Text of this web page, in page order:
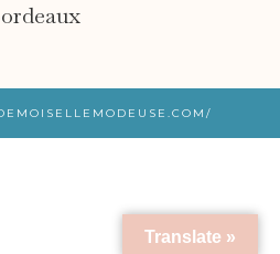
Translate »